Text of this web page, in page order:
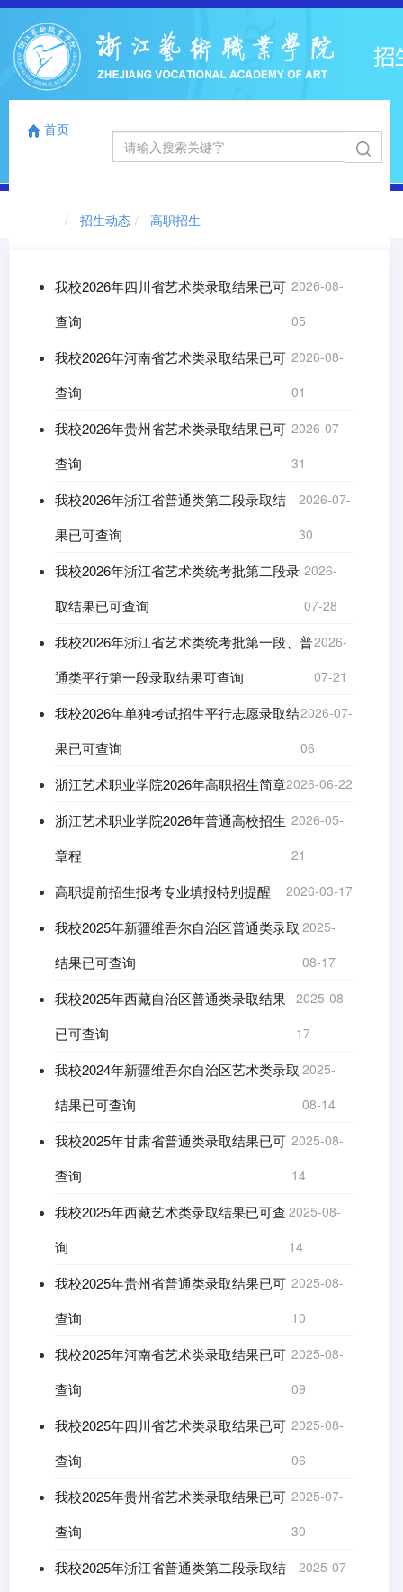
首页
招生动态 高职招生
我校2026年四川省艺术类录取结果已可
查询
2026-08-
05
我校2026年河南省艺术类录取结果已可
查询
2026-08-
01
我校2026年贵州省艺术类录取结果已可
查询
2026-07-
31
我校2026年浙江省普通类第二段录取结
果已可查询
2026-07-
30
我校2026年浙江省艺术类统考批第二段录
取结果已可查询
2026-
07-28
我校2026年浙江省艺术类统考批第一段、普
通类平行第一段录取结果可查询
2026-
07-21
我校2026年单独考试招生平行志愿录取结
果已可查询
2026-07-
06
浙江艺术职业学院2026年高职招生简章2026-06-22
浙江艺术职业学院2026年普通高校招生
章程
2026-05-
21
高职提前招生报考专业填报特别提醒 2026-03-17
我校2025年新疆维吾尔自治区普通类录取
结果已可查询
2025-
08-17
我校2025年西藏自治区普通类录取结果
已可查询
2025-08-
17
我校2024年新疆维吾尔自治区艺术类录取
结果已可查询
2025-
08-14
我校2025年甘肃省普通类录取结果已可
查询
2025-08-
14
我校2025年西藏艺术类录取结果已可查
询
2025-08-
14
我校2025年贵州省普通类录取结果已可
查询
2025-08-
10
我校2025年河南省艺术类录取结果已可
查询
2025-08-
09
我校2025年四川省艺术类录取结果已可
查询
2025-08-
06
我校2025年贵州省艺术类录取结果已可
查询
2025-07-
30
我校2025年浙江省普通类第二段录取结
2025-07-